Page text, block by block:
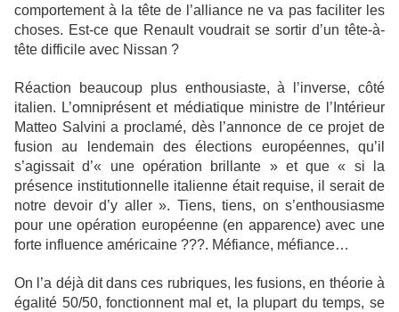
comportement à la tête de l’alliance ne va pas faciliter les
choses. Est-ce que Renault voudrait se sortir d’un tête-à-
tête difficile avec Nissan ?
Réaction beaucoup plus enthousiaste, à l’inverse, côté
italien. L’omniprésent et médiatique ministre de l’Intérieur
Matteo Salvini a proclamé, dès l’annonce de ce projet de
fusion au lendemain des élections européennes, qu’il
s’agissait d’« une opération brillante » et que « si la
présence institutionnelle italienne était requise, il serait de
notre devoir d’y aller ». Tiens, tiens, on s’enthousiasme
pour une opération européenne (en apparence) avec une
forte influence américaine ???. Méfiance, méfiance…
On l’a déjà dit dans ces rubriques, les fusions, en théorie à
égalité 50/50, fonctionnent mal et, la plupart du temps, se